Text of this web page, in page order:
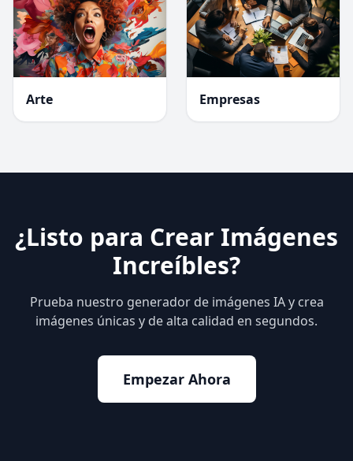
Arte Empresas
¿Listo para Crear Imágenes
Increíbles?
Prueba nuestro generador de imágenes IA y crea
imágenes únicas y de alta calidad en segundos.
Empezar Ahora